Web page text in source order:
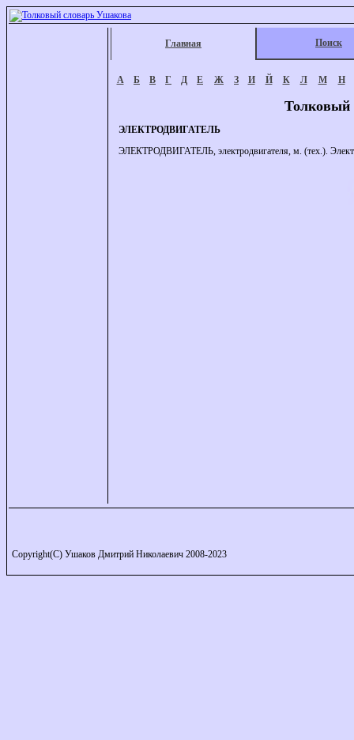
Главная Поиск
А Б В Г Д Е Ж З И Й К Л М Н
Толковый
ЭЛЕКТРОДВИГАТЕЛЬ
ЭЛЕКТРОДВИГАТЕЛЬ, электродвигателя, м. (тех.).
Copyright(C) Ушаков Дмитрий Николаевич 2008-2023